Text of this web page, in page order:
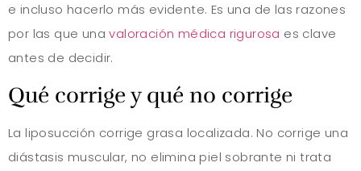
e incluso hacerlo más evidente. Es una de las razones
por las que unavaloración médica rigurosa es clave
antes de decidir.
Qué corrige y qué no corrige
La liposucción corrige grasa localizada. No corrige una
diástasis muscular, no elimina piel sobrante ni trata